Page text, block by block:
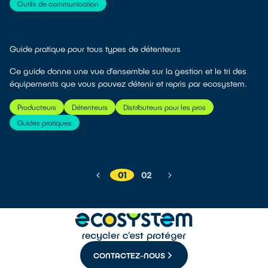
Outils de communication
Guide pratique pour tous types de détenteurs
Ce guide donne une vue d’ensemble sur la gestion et le tri des
équipements que vous pouvez détenir et repris par ecosystem.
Producteurs Détenteurs
Distributeurs pour les pros
Guides pratiques
01 02
CONTACTEZ-NOUS